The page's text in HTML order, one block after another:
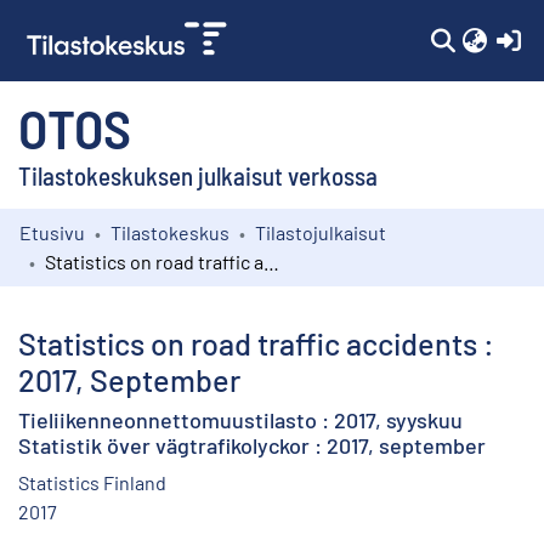
OTOS
Tilastokeskuksen julkaisut verkossa
Kokoelmat
Etusivu Tilastokeskus
Tilastojulkaisut
Statistics on road traffic accidents :
2017, September
Tieliikenneonnettomuustilasto : 2017, syyskuu
Statistik över vägtrafikolyckor : 2017, september
Statistics Finland
2017